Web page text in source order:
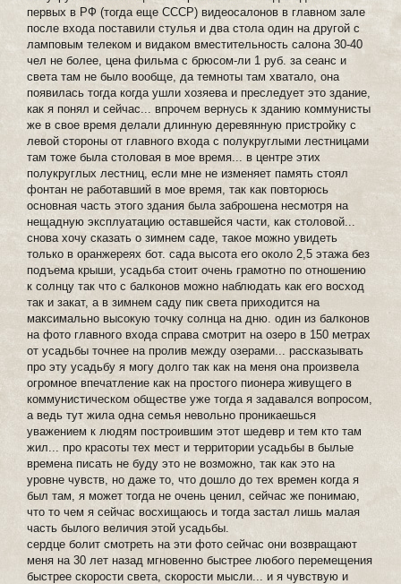
первых в РФ (тогда еще СССР) видеосалонов в главном зале
после входа поставили стулья и два стола один на другой с
ламповым телеком и видаком вместительность салона 30-40
чел не более, цена фильма с брюсом-ли 1 руб. за сеанс и
света там не было вообще, да темноты там хватало, она
появилась тогда когда ушли хозяева и преследует это здание,
как я понял и сейчас... впрочем вернусь к зданию коммунисты
же в свое время делали длинную деревянную пристройку с
левой стороны от главного входа с полукруглыми лестницами
там тоже была столовая в мое время... в центре этих
полукруглых лестниц, если мне не изменяет память стоял
фонтан не работавший в мое время, так как повторюсь
основная часть этого здания была заброшена несмотря на
нещадную эксплуатацию оставшейся части, как столовой...
снова хочу сказать о зимнем саде, такое можно увидеть
только в оранжереях бот. сада высота его около 2,5 этажа без
подъема крыши, усадьба стоит очень грамотно по отношению
к солнцу так что с балконов можно наблюдать как его восход
так и закат, а в зимнем саду пик света приходится на
максимально высокую точку солнца на дню. один из балконов
на фото главного входа справа смотрит на озеро в 150 метрах
от усадьбы точнее на пролив между озерами... рассказывать
про эту усадьбу я могу долго так как на меня она произвела
огромное впечатление как на простого пионера живущего в
коммунистическом обществе уже тогда я задавался вопросом,
а ведь тут жила одна семья невольно проникаешься
уважением к людям построившим этот шедевр и тем кто там
жил... про красоты тех мест и территории усадьбы в былые
времена писать не буду это не возможно, так как это на
уровне чувств, но даже то, что дошло до тех времен когда я
был там, я может тогда не очень ценил, сейчас же понимаю,
что то чем я сейчас восхищаюсь и тогда застал лишь малая
часть былого величия этой усадьбы.
сердце болит смотреть на эти фото сейчас они возвращают
меня на 30 лет назад мгновенно быстрее любого перемещения
быстрее скорости света, скорости мысли... и я чувствую и